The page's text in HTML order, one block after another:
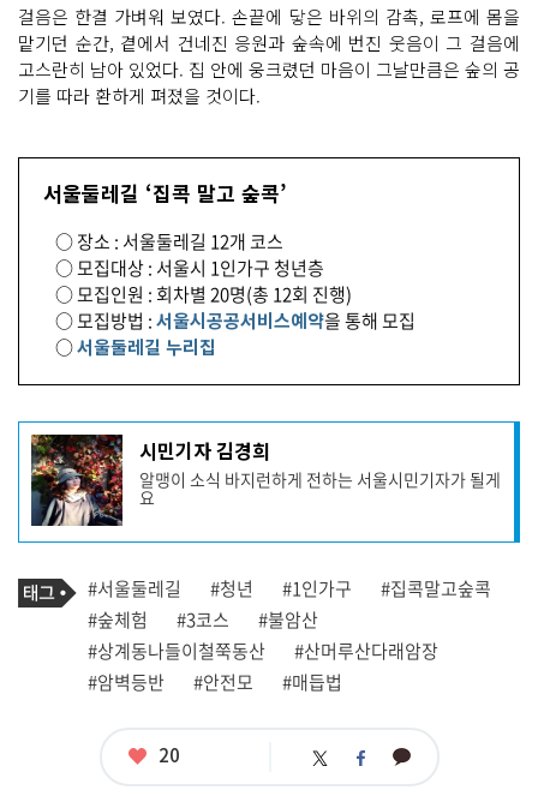
산
하
는 가
벼
운 발
걸
자 웅
걸음은 한결 가벼워 보였다. 손끝에 닿은 바위의 감촉, 로프에 몸을
맡기던 순간, 곁에서 건네진 응원과 숲속에 번진 웃음이 그 걸음에
고스란히 남아 있었다. 집 안에 웅크렸던 마음이 그날만큼은 숲의 공
기를 따라 환하게 펴졌을 것이다.
서울둘레길 ‘집콕 말고 숲콕’
○ 장소 : 서울둘레길 12개 코스
○ 모집대상 : 서울시 1인가구 청년층
○ 모집인원 : 회차별 20명(총 12회 진행)
○ 모집방법 :서울시공공서비스예약을 통해 모집
○서울둘레길 누리집
기
사
작
성
자
프
필
시민기자 김경희
알맹이 소식 바지런하게 전하는 서울시민기자가 될게
요
기
사
관
련
태
그
태
그
#서울둘레길 #청년 #1인가구
#집콕말고숲콕
#숲체험
#3코스
#불암산
#상계동나들이철쭉동산
#산머루산다래암장
#암벽등반
#안전모 #매듭법
좋
20 트 페 카